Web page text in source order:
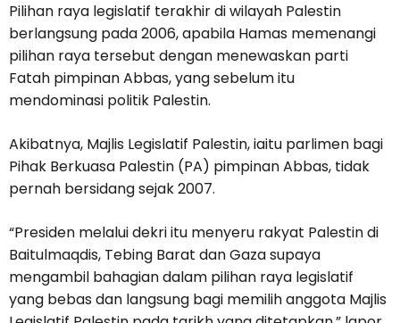
Pilihan raya legislatif terakhir di wilayah Palestin
berlangsung pada 2006, apabila Hamas memenangi
pilihan raya tersebut dengan menewaskan parti
Fatah pimpinan Abbas, yang sebelum itu
mendominasi politik Palestin.
Akibatnya, Majlis Legislatif Palestin, iaitu parlimen bagi
Pihak Berkuasa Palestin (PA) pimpinan Abbas, tidak
pernah bersidang sejak 2007.
“Presiden melalui dekri itu menyeru rakyat Palestin di
Baitulmaqdis, Tebing Barat dan Gaza supaya
mengambil bahagian dalam pilihan raya legislatif
yang bebas dan langsung bagi memilih anggota Majlis